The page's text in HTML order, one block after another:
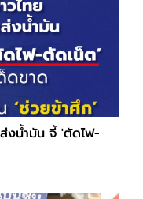
งน้ำมัน จี้ 'ตัดไฟ-